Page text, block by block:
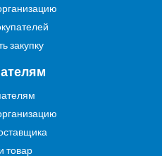
закупку
товар